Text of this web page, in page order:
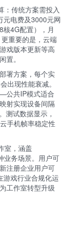
：传统方案需投入
元电费及3000元网
4G配置），月
重要的是，云端
戏版本更新等高
置。
署方案，每个实
出现性能衰减。
公共IP模式适合
射实现设备间隔
测试数据显示，
手机帧率稳定性
室，涵盖
业务场景。用户可
注册企业用户可
游戏行业合规化运
工作室转型升级